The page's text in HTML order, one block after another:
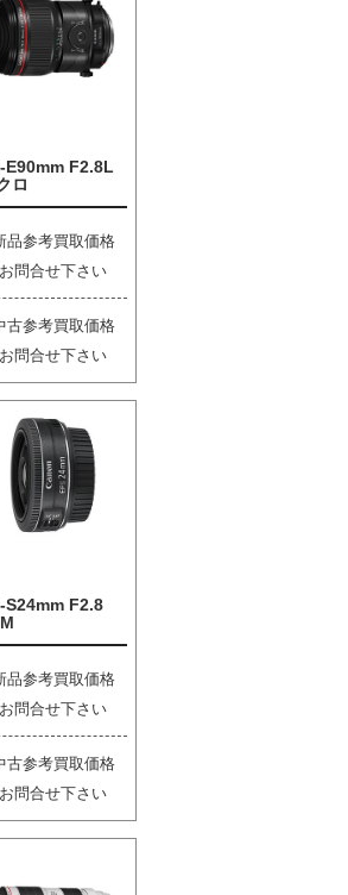
E90mm F2.8L
ロ
品参考買取価格
お問合せ下さい
古参考買取価格
お問合せ下さい
S24mm F2.8
品参考買取価格
お問合せ下さい
古参考買取価格
お問合せ下さい